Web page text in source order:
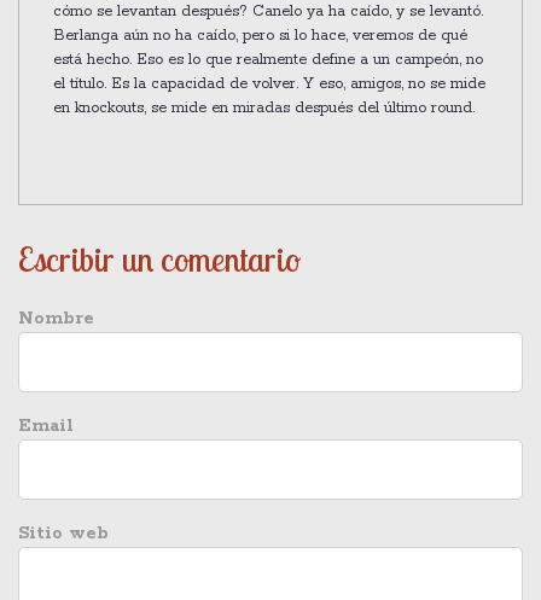
cómo se levantan después? Canelo ya ha caído, y se levantó.
Berlanga aún no ha caído, pero si lo hace, veremos de qué
está hecho. Eso es lo que realmente define a un campeón, no
el título. Es la capacidad de volver. Y eso, amigos, no se mide
en knockouts, se mide en miradas después del último round.
Escribir un comentario
Nombre
Email
Sitio web